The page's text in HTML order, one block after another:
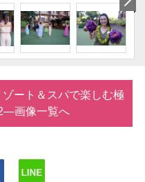
ート＆スパで楽しむ極
画像一覧へ